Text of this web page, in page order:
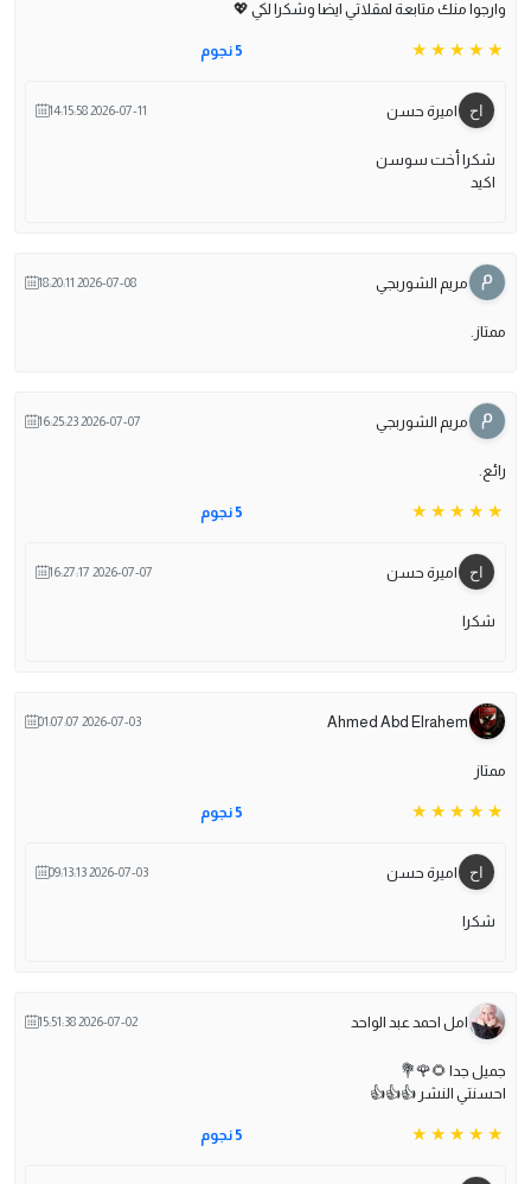
وارجوا منك متابعة لمقلاتي ايضا وشكرا لكي 💖
5 نجوم
اميرة حسن 2026-07-11 14:15:58
شكرا أخت سوسن
اكيد
مريم الشوربجي 2026-07-08 18:20:11
ممتاز.
مريم الشوربجي 2026-07-07 16:25:23
رائع.
5 نجوم
اميرة حسن 2026-07-07 16:27:17
شكرا
Ahmed Abd Elrahem
2026-07-03 01:07:07
ممتاز
5 نجوم
اميرة حسن 2026-07-03 09:13:13
شكرا
امل احمد عبد الواحد 2026-07-02 15:51:38
جميل جدا 🌻🌹💐
احسنتي النشر 👍👍👍
5 نجوم